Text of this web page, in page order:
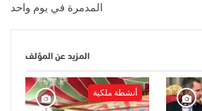
المدمرة في يوم واحد
المزيد عن المؤلف
أنشطة ملكية